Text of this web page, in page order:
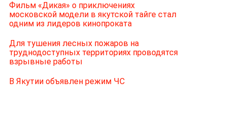
Фильм «Дикая» о приключениях
московской модели в якутской тайге стал
одним из лидеров кинопроката
Для тушения лесных пожаров на
труднодоступных территориях проводятся
взрывные работы
В Якутии объявлен режим ЧС